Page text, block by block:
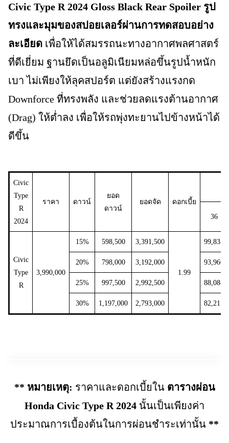
Civic Type R 2024 Gloss Black Rear Spoiler รูป
ทรงและมุมของสปอยเลอร์ผ่านการทดสอบอย่าง
ละเอียด เพื่อให้ได้สมรรถนะทางอากาศพลศาสตร์
ที่ดีเยี่ยม ฐานยึดเป็นอลูมิเนียมหล่อขึ้นรูปน้ำหนัก
เบา ไม่เพียงให้ลุคสปอร์ต แต่ยังสร้างแรงกด
Downforce ที่ทรงพลัง และช่วยลดแรงต้านอากาศ
(Drag) ให้ต่ำลง เพื่อให้รถพุ่งทะยานไปข้างหน้าได้
ดีขึ้น
Civic
Type
R
2024
ราคา ดาวน์
ยอด
ดาวน์
ยอดจัด ดอกเบี้ย
36
Civic
Type
R
3,990,000
15% 598,500 3,391,500
1.99
99,833
20% 798,000 3,192,000 93,960
25% 997,500 2,992,500 88,088
30% 1,197,000 2,793,000 82,215
** หมายเหตุ: ราคาและดอกเบี้ยใน ตารางผ่อน
Honda Civic Type R 2024 นั้นเป็นเพียงค่า
ประมาณการเบื้องต้นในการผ่อนชำระเท่านั้น **